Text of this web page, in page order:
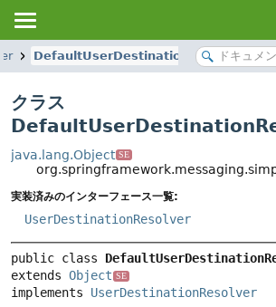
DefaultUserDestinationResolver
クラス
java.lang.Object SE
実装済みのインターフェース一覧:
UserDestinationResolver
public class
extends Object SE
implements UserDestinationResolver